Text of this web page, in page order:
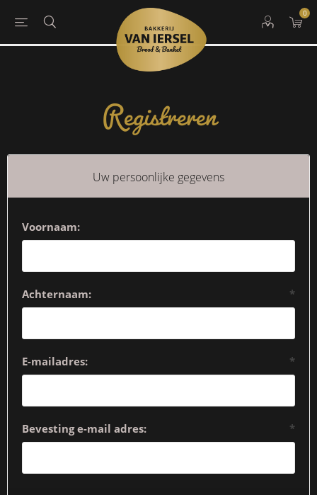
0
Registreren
Uw persoonlijke gegevens
Voornaam:
Achternaam: *
E-mailadres: *
Bevesting e-mail adres: *